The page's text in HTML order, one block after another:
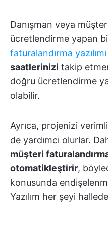
Danışman veya
ücretlendirme yapan
faturalandırma yazılımı
saatlerinizi takip
doğru ücretlendirme
olabilir.
Ayrıca, projenizi
de yardımcı olurlar.
müşteri
otomatikleştirir,
konusunda
Yazılım her şeyi